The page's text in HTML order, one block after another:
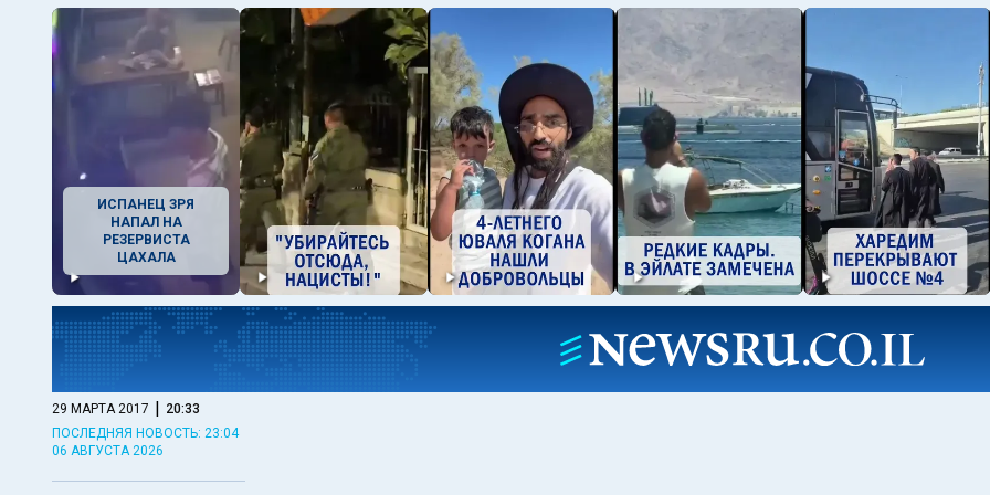
ИСПАНЕЦ ЗРЯ
НАПАЛ НА
РЕЗЕРВИСТА
ЦАХАЛА
29 МАРТА 2017 | 20:33
ПОСЛЕДНЯЯ НОВОСТЬ: 23:04
06 АВГУСТА 2026